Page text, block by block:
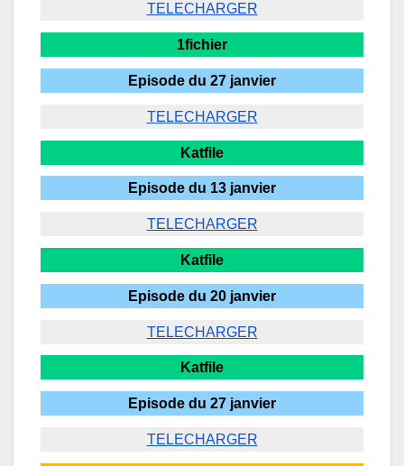
TELECHARGER
1fichier
Episode du 27 janvier
TELECHARGER
Katfile
Episode du 13 janvier
TELECHARGER
Katfile
Episode du 20 janvier
TELECHARGER
Katfile
Episode du 27 janvier
TELECHARGER